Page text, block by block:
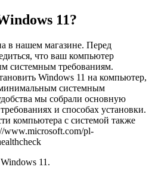
11?
в нашем магазине. Перед
что ваш компьютер
системным требованиям.
Windows 11 на компьютер,
минимальным системным
мы собрали основную
и способах установки.
компьютера с системой также
www.microsoft.com/pl-
11.